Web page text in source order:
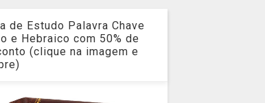
de Estudo Palavra Chave
e Hebraico com 50% de
(clique na imagem e